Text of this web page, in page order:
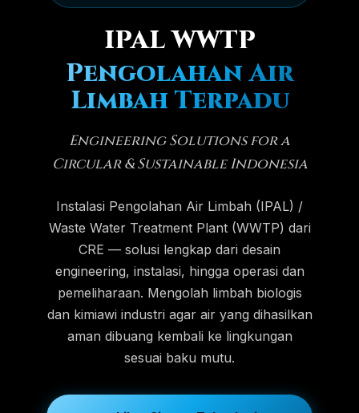
IPAL WWTP
Pengolahan Air
Limbah Terpadu
Engineering Solutions for a
Circular & Sustainable Indonesia
Instalasi Pengolahan Air Limbah (IPAL) /
Waste Water Treatment Plant (WWTP) dari
CRE — solusi lengkap dari desain
engineering, instalasi, hingga operasi dan
pemeliharaan. Mengolah limbah biologis
dan kimiawi industri agar air yang dihasilkan
aman dibuang kembali ke lingkungan
sesuai baku mutu.